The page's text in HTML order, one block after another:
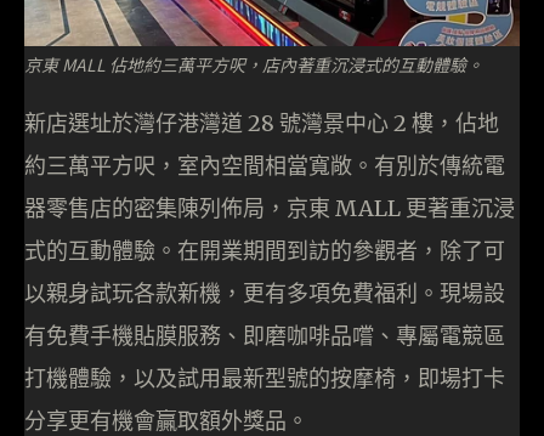
京東 MALL 佔地約三萬平方呎，店內著重沉浸式的互動體驗。
新店選址於灣仔港灣道 28 號灣景中心 2 樓，佔地
約三萬平方呎，室內空間相當寬敞。有別於傳統電
器零售店的密集陳列佈局，京東 MALL 更著重沉浸
式的互動體驗。在開業期間到訪的參觀者，除了可
以親身試玩各款新機，更有多項免費福利。現場設
有免費手機貼膜服務、即磨咖啡品嚐、專屬電競區
打機體驗，以及試用最新型號的按摩椅，即場打卡
分享更有機會贏取額外獎品。